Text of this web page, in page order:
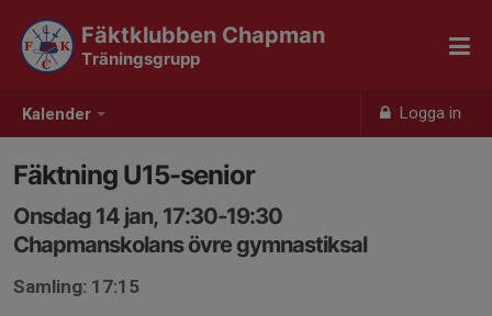
Kalender Logga in
Fäktklubben Chapman
Träningsgrupp
Fäktning U15-senior
Onsdag 14 jan, 17:30-19:30
Chapmanskolans övre gymnastiksal
Samling: 17:15